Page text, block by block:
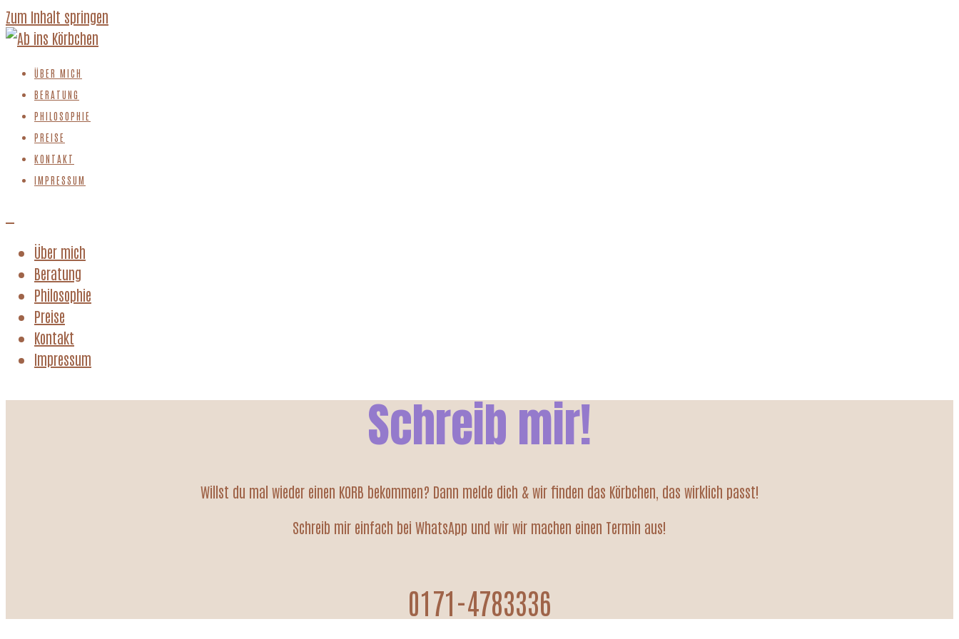
Zum Inhalt springen
ÜBER MICH
BERATUNG
PHILOSOPHIE
PREISE
KONTAKT
IMPRESSUM
Über mich
Beratung
Philosophie
Preise
Kontakt
Impressum
Schreib mir!
Willst du mal wieder einen KORB bekommen? Dann melde dich & wir finden das Körbchen, das wirklich passt!
Schreib mir einfach bei WhatsApp und wir wir machen einen Termin aus!
0171-4783336